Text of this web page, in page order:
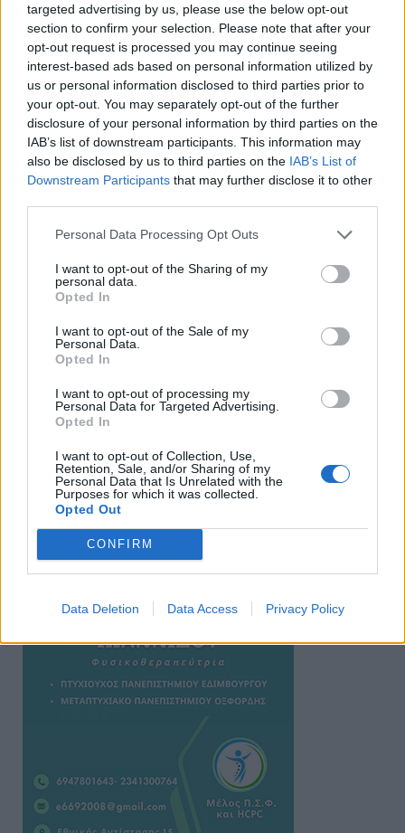
targeted advertising by us, please use the below opt-out
section to confirm your selection. Please note that after your
opt-out request is processed you may continue seeing
interest-based ads based on personal information utilized by
us or personal information disclosed to third parties prior to
your opt-out. You may separately opt-out of the further
disclosure of your personal information by third parties on the
IAB’s list of downstream participants. This information may
also be disclosed by us to third parties on the IAB’s List of
Downstream Participants that may further disclose it to other
Personal Data Processing Opt Outs
I want to opt-out of the Sharing of my
personal data.
Opted In
I want to opt-out of the Sale of my
Personal Data.
Opted In
I want to opt-out of processing my
Personal Data for Targeted Advertising.
Opted In
I want to opt-out of Collection, Use,
Retention, Sale, and/or Sharing of my
Personal Data that Is Unrelated with the
Purposes for which it was collected.
Opted Out
CONFIRM
Data Deletion Data Access Privacy Policy
Πρωινή 5-8-2026
Ειδήσεις
Ειδήσεις 5-8-2026